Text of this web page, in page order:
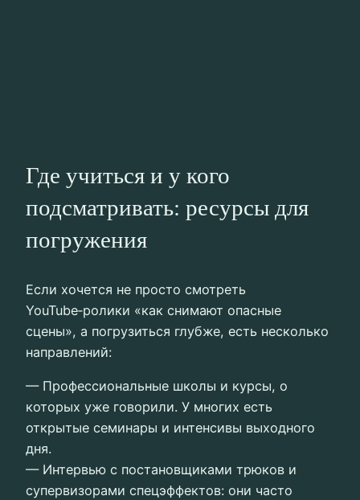
Где учиться и у кого
подсматривать: ресурсы для
погружения
Если хочется не просто смотреть
YouTube‑ролики «как снимают опасные
сцены», а погрузиться глубже, есть несколько
направлений:
— Профессиональные школы и курсы, о
которых уже говорили. У многих есть
открытые семинары и интенсивы выходного
дня.
— Интервью с постановщиками трюков и
супервизорами спецэффектов: они часто